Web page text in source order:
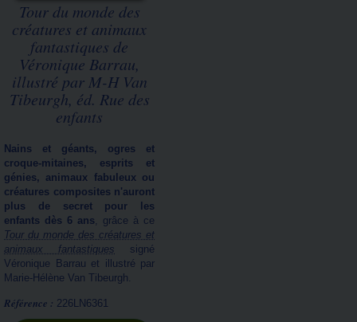
Tour du monde des
créatures et animaux
fantastiques de
Véronique Barrau,
illustré par M-H Van
Tibeurgh, éd. Rue des
enfants
Nains et géants, ogres et
croque-mitaines, esprits et
génies, animaux fabuleux ou
créatures composites n'auront
plus de secret pour les
enfants dès 6 ans, grâce à ce
Tour du monde des créatures et
animaux fantastiques signé
Véronique Barrau et illustré par
Marie-Hélène Van Tibeurgh.
Référence : 226LN6361